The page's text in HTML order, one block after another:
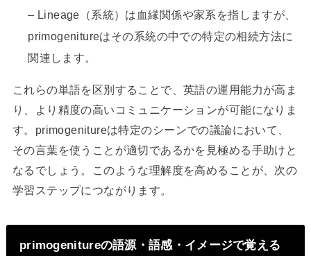
– Lineage（系統）は血縁関係や家系を指しますが、
primogenitureはその系統の中での特定の相続方法に
関連します。
これらの単語を区別することで、英語の運用能力が高ま
り、より精度の高いコミュニケーションが可能になりま
す。primogenitureは特定のシーンでの議論において、
その言葉を使うことが適切であるかを見極める手助けと
なるでしょう。このような理解度を高めることが、次の
学習ステップにつながります。
primogenitureの語源・語感・イメージで覚える